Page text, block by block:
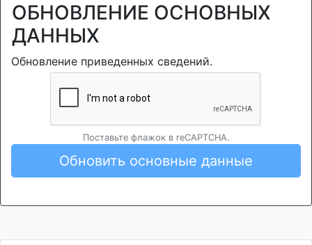
ОБНОВЛЕНИЕ ОСНОВНЫХ
ДАННЫХ
Обновление приведенных сведений.
Поставьте флажок в reCAPTCHA.
Обновить основные данные